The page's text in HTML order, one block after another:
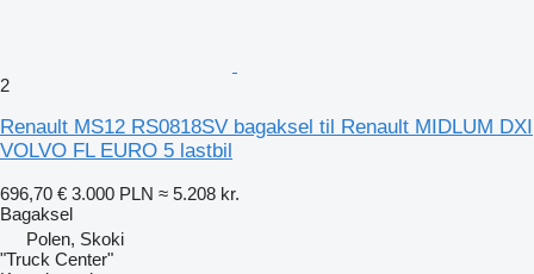
2
Renault MS12 RS0818SV bagaksel til Renault MIDLUM DXI
VOLVO FL EURO 5 lastbil
696,70 € 3.000 PLN ≈ 5.208 kr.
Bagaksel
Polen, Skoki
"Truck Center"